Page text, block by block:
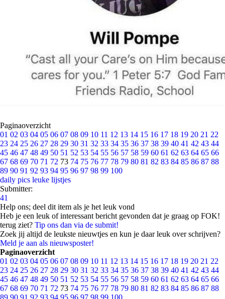
Paginaoverzicht
01 02 03 04 05 06 07 08 09 10 11 12 13 14 15 16 17 18 19 20 21 22
23 24 25 26 27 28 29 30 31 32 33 34 35 36 37 38 39 40 41 42 43 44
45 46 47 48 49 50 51 52 53 54 55 56 57 58 59 60 61 62 63 64 65 66
67 68 69 70 71 72 73 74 75 76 77 78 79 80 81 82 83 84 85 86 87 88
89 90 91 92 93 94 95 96 97 98 99 100
daily pics leuke lijstjes
Submitter:
41
Help ons; deel dit item als je het leuk vond
Heb je een leuk of interessant bericht gevonden dat je graag op FOK!
terug ziet? Tip ons dan via de submit!
Zoek jij altijd de leukste nieuwtjes en kun je daar leuk over schrijven?
Meld je aan als nieuwsposter!
Paginaoverzicht
01 02 03 04 05 06 07 08 09 10 11 12 13 14 15 16 17 18 19 20 21 22
23 24 25 26 27 28 29 30 31 32 33 34 35 36 37 38 39 40 41 42 43 44
45 46 47 48 49 50 51 52 53 54 55 56 57 58 59 60 61 62 63 64 65 66
67 68 69 70 71 72 73 74 75 76 77 78 79 80 81 82 83 84 85 86 87 88
89 90 91 92 93 94 95 96 97 98 99 100